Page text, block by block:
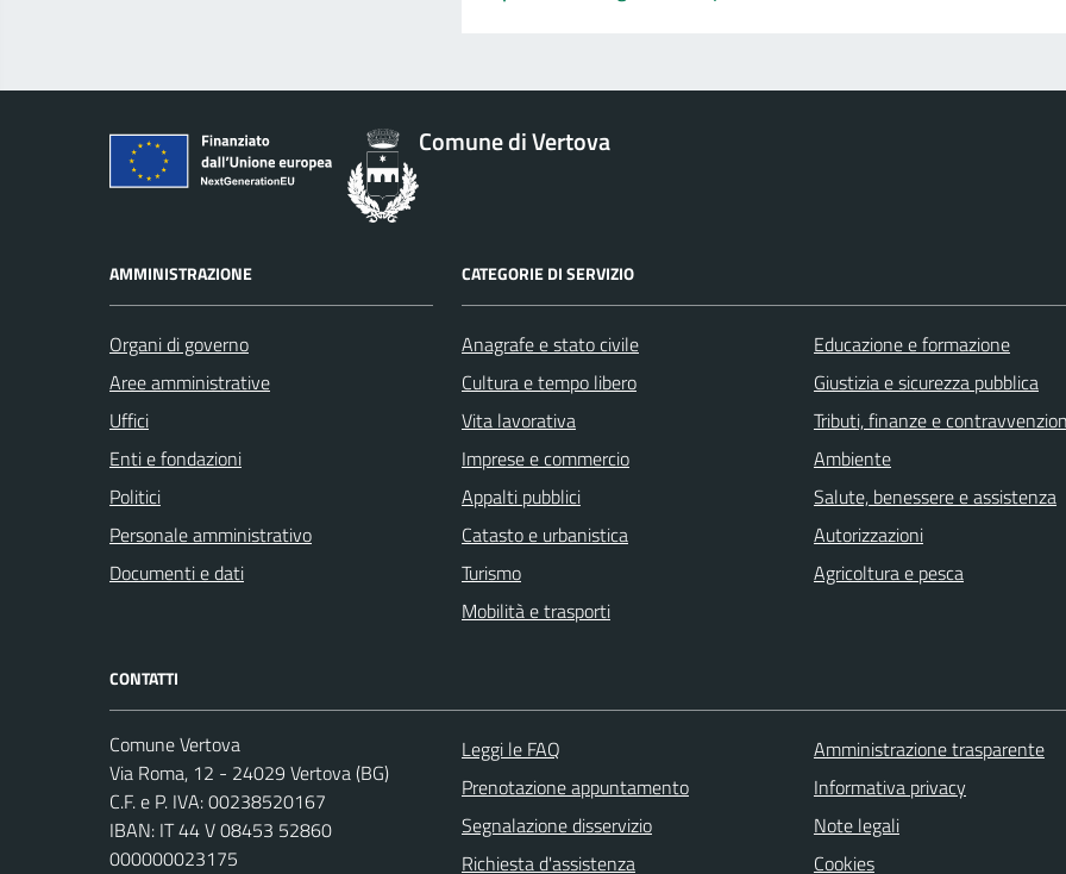
Comune di Vertova
AMMINISTRAZIONE
Organi di governo
Aree amministrative
Uffici
Enti e fondazioni
Politici
Personale amministrativo
Documenti e dati
CATEGORIE DI SERVIZIO
Anagrafe e stato civile
Cultura e tempo libero
Vita lavorativa
Imprese e commercio
Appalti pubblici
Catasto e urbanistica
Turismo
Mobilità e trasporti
Educazione e formazione
Giustizia e sicurezza pubblica
Tributi, finanze e
Ambiente
Salute, benessere e assistenza
Autorizzazioni
Agricoltura e pesca
CONTATTI
Comune Vertova
Via Roma, 12 - 24029 Vertova (BG)
C.F. e P. IVA: 00238520167
IBAN: IT 44 V 08453 52860
000000023175
Leggi le FAQ
Prenotazione appuntamento
Segnalazione disservizio
Richiesta d'assistenza
Amministrazione trasparente
Informativa privacy
Note legali
Cookies